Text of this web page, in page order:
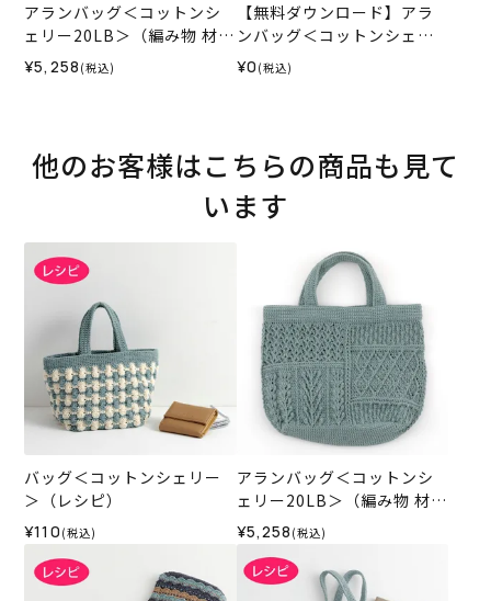
アランバッグ＜コットンシ
ェリー20LB＞（編み物 材料
セット）
¥5,258 (税込)
【無料ダウンロード】アラ
ンバッグ＜コットンシェリ
ー＞（レシピ）
¥0 (税込)
他のお客様はこちらの商品も見て
います
バッグ＜コットンシェリー
＞（レシピ）
¥110 (税込)
アランバッグ＜コットンシ
ェリー20LB＞（編み物 材料
セット）
¥5,258 (税込)